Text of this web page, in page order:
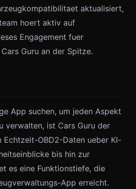
aktualisiert,
hoert aktiv auf
Engagement fuer
Guru an der Spitze.
App suchen, um jeden Aspekt
verwalten, ist Cars Guru der
Echtzeit-OBD2-Daten ueber KI-
bis hin zur
es eine Funktionstiefe, die
App erreicht.